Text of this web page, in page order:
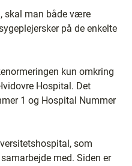
skal man både være
på de enkelte
kun omkring
Hospital. Det
1 og Hospital Nummer
som
med. Siden er